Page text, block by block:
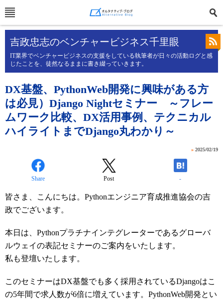
吉政忠志のベンチャービジネス千里眼
IT業界でベンチャービジネスの支援をしている執筆者が日々の活動ログと感
じたことを、徒然なるままに書き綴っていきます。
DX基盤、PythonWeb開発に興味がある方
は必見）Django Nightセミナー ～フレー
ムワーク比較、DX活用事例、テクニカル
ハイライトまでDjango丸わかり～
» 2025/02/19
Share Post -
皆さま、こんにちは。Pythonエンジニア育成推進協会の吉
政でございます。
本日は、Pythonプラチナインテグレーターであるグローバ
ルウェイの表記セミナーのご案内をいたします。
私も登壇いたします。
このセミナーはDX基盤でも多く採用されているDjangoはこ
の5年間で求人数が6倍に増えています。PythonWeb開発とい